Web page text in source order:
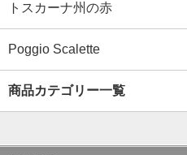
トスカーナ州の赤
Poggio Scalette
商品カテゴリー一覧